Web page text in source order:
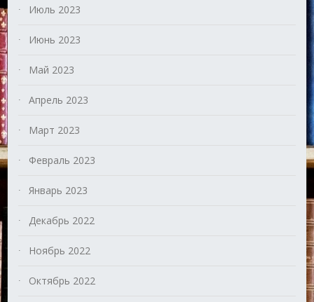
Июль 2023
Июнь 2023
Май 2023
Апрель 2023
Март 2023
Февраль 2023
Январь 2023
Декабрь 2022
Ноябрь 2022
Октябрь 2022